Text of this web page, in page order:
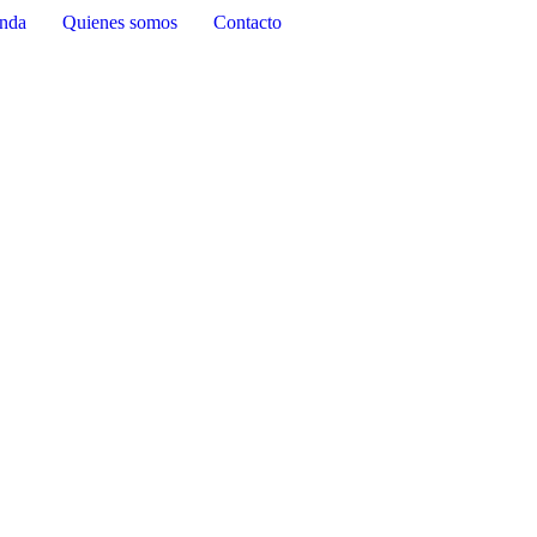
Quienes somos Contacto